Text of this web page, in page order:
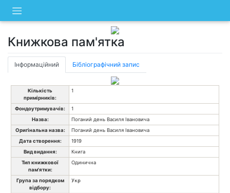
content
Книжкова пам'ятка
Інформаційний Бібліографічний запис
Кількість
примірників:
1
Фондоутримувачів:
1
Назва:
Поганий день Василя Івановича
Оригінальна назва:
Поганий день Василя Івановича
Дата створення:
1919
Вид видання:
Книга
Тип книжкової
пам'ятки:
Одинична
Група за порядком
відбору:
Укр